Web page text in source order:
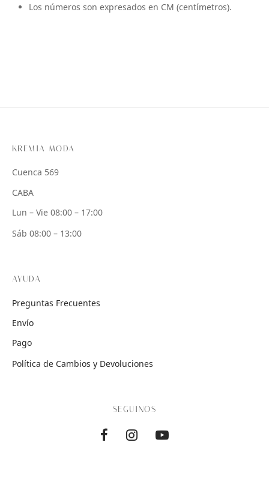
Los números son expresados en CM (centímetros).
KREMIA MODA
Cuenca 569
CABA
Lun – Vie 08:00 – 17:00
Sáb 08:00 – 13:00
AYUDA
Preguntas Frecuentes
Envío
Pago
Política de Cambios y Devoluciones
SEGUINOS